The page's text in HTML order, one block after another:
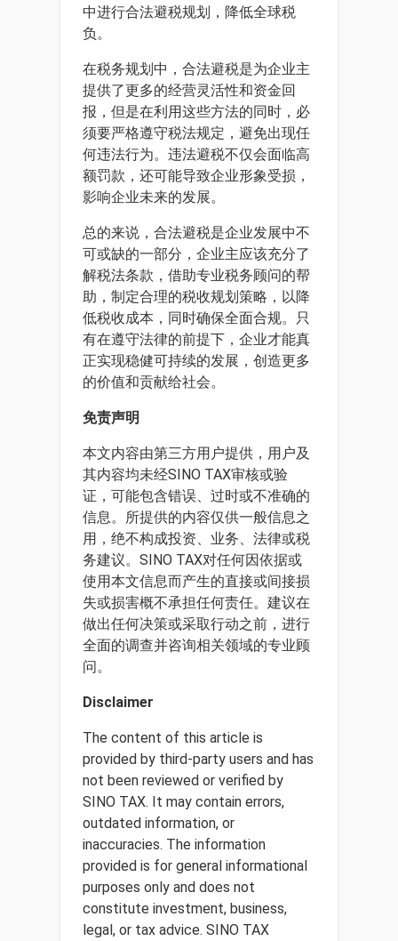
中进行合法避税规划，降低全球税
负。
在税务规划中，合法避税是为企业主
提供了更多的经营灵活性和资金回
报，但是在利用这些方法的同时，必
须要严格遵守税法规定，避免出现任
何违法行为。违法避税不仅会面临高
额罚款，还可能导致企业形象受损，
影响企业未来的发展。
总的来说，合法避税是企业发展中不
可或缺的一部分，企业主应该充分了
解税法条款，借助专业税务顾问的帮
助，制定合理的税收规划策略，以降
低税收成本，同时确保全面合规。只
有在遵守法律的前提下，企业才能真
正实现稳健可持续的发展，创造更多
的价值和贡献给社会。
免责声明
本文内容由第三方用户提供，用户及
其内容均未经SINO TAX审核或验
证，可能包含错误、过时或不准确的
信息。所提供的内容仅供一般信息之
用，绝不构成投资、业务、法律或税
务建议。SINO TAX对任何因依据或
使用本文信息而产生的直接或间接损
失或损害概不承担任何责任。建议在
做出任何决策或采取行动之前，进行
全面的调查并咨询相关领域的专业顾
问。
Disclaimer
The content of this article is
provided by third-party users and has
not been reviewed or verified by
SINO TAX. It may contain errors,
outdated information, or
inaccuracies. The information
provided is for general informational
purposes only and does not
constitute investment, business,
legal, or tax advice. SINO TAX